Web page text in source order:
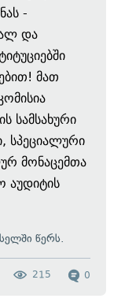
-
და
მათ
სამსახური
სპეციალური
მონაცემთა
აუდიტის
წერს.
0
215